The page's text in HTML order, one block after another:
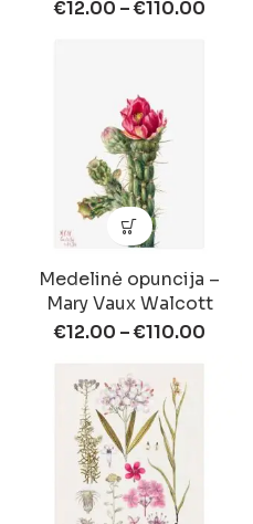
€12.00 –€110.00
Medelinė opuncija –
Mary Vaux Walcott
€12.00 –€110.00